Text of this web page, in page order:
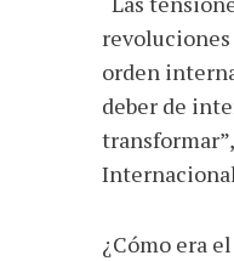
orden
deber de
¿Cómo era